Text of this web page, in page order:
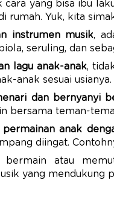
cara yang bisa ibu
rumah. Yuk, kita
instrumen musik,
seruling, dan
lagu anak-anak,
anak sesuai usianya.
dan bernyanyi
bersama teman-
permainan anak
diingat.
bermain atau
yang mendukung